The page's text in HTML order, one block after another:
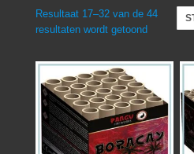
Resultaat 17–32 van de 44
resultaten wordt getoond